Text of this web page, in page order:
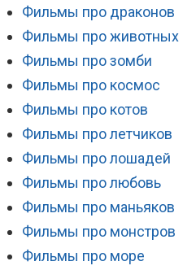
Фильмы про драконов
Фильмы про животных
Фильмы про зомби
Фильмы про космос
Фильмы про котов
Фильмы про летчиков
Фильмы про лошадей
Фильмы про любовь
Фильмы про маньяков
Фильмы про монстров
Фильмы про море